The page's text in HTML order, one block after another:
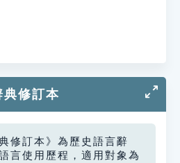
典修訂本
修訂本》為歷史語言辭
言使用歷程，適用對象為